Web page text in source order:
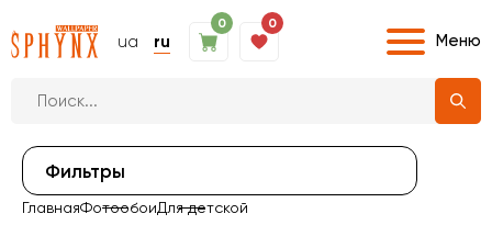
ua ru
0 0
Меню
Фильтры
ГлавнаяФотообоиДля детской